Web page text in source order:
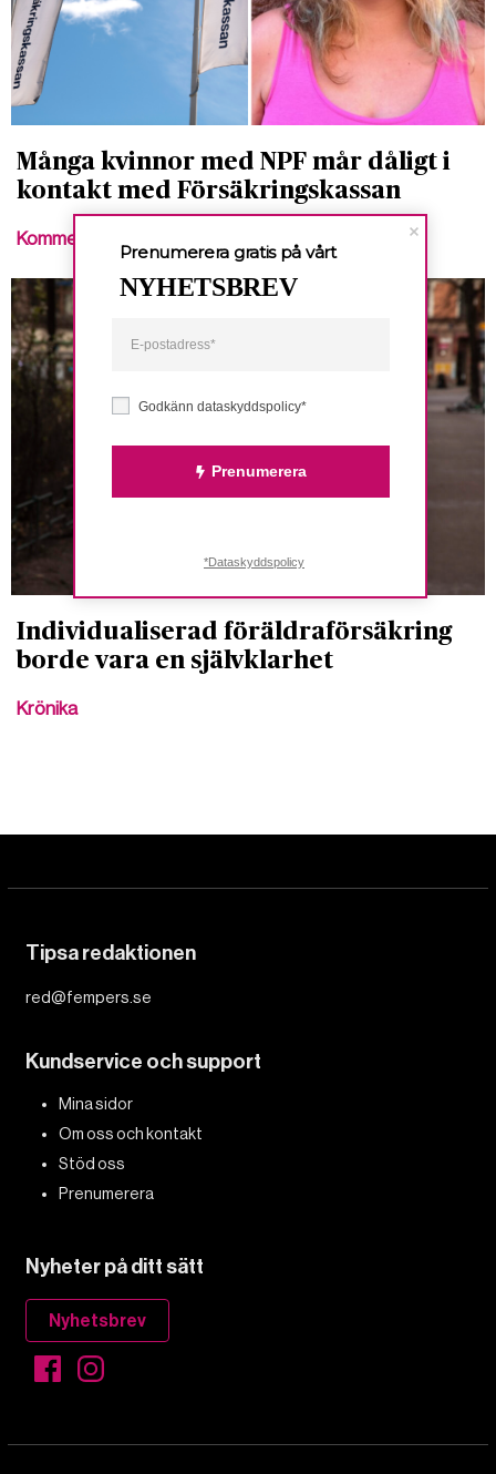
Många kvinnor med NPF mår dåligt i
kontakt med Försäkringskassan
Kommentar
Individualiserad föräldraförsäkring
borde vara en självklarhet
Krönika
Tipsa redaktionen
red@fempers.se
Kundservice och support
Mina sidor
Om oss och kontakt
Stöd oss
Prenumerera
Nyheter på ditt sätt
Nyhetsbrev
Godkänn dataskyddspolicy*
Prenumerera
Prenumerera gratis på vårt
NYHETSBREV
*Dataskyddspolicy